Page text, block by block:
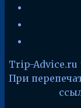
Trip-Advice.ru
При